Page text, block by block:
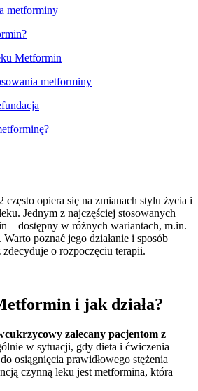
metforminy
Metformin
metforminy
opiera się na zmianach stylu życia i
Jednym z najczęściej stosowanych
– dostępny w różnych wariantach, m.in.
poznać jego działanie i sposób
o rozpoczęciu terapii.
i jak działa?
zalecany pacjentom z
w sytuacji, gdy dieta i ćwiczenia
osiągnięcia prawidłowego stężenia
czynną leku jest metformina, która